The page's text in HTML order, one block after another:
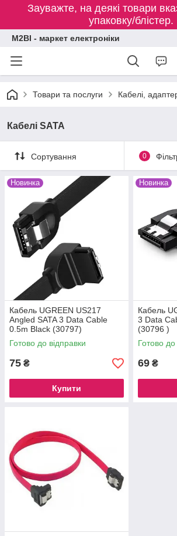
Зауважте, на деякі товари
упаковку/блістер.
M2BI - маркет електроніки
Товари та послуги Кабелі,
Кабелі SATA
Сортування 0
Новинка
Кабель UGREEN US217
Angled SATA 3 Data Cable
0.5m Black (30797)
Готово до відправки
75 ₴
Купити
Новинка
Кабель
3 Data
(30796 )
Готово до
69 ₴